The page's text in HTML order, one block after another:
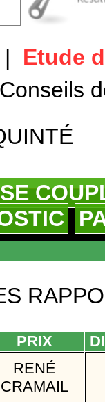
Etude
PRIX
RENÉ
CRAMAIL